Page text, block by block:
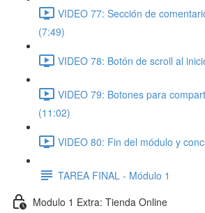
VIDEO 77: Sección de
(7:49)
VIDEO 78: Botón de scroll al
VIDEO 79: Botones para
(11:02)
VIDEO 80: Fin del módulo y
TAREA FINAL - Módulo 1
Modulo 1 Extra: Tienda Online